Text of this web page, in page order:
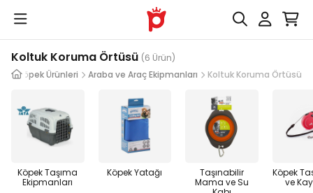
Koltuk Koruma Örtüsü (6 Ürün)
Köpek Ürünleri
Araba ve Araç Ekipmanları Koltuk Koruma Örtüsü
Köpek Taşıma
Ekipmanları
Köpek Yatağı
Taşınabilir
Mama ve Su
Köpek
ve